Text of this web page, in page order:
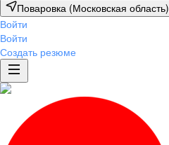
Поваровка (Московская область)
Войти
Войти
Создать резюме